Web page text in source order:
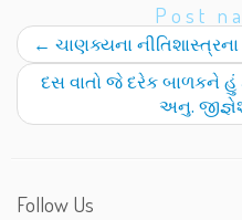
Post
← ચાણક્યના
દસ વાતો જે દરેક બાળકને
અનુ.
Follow Us